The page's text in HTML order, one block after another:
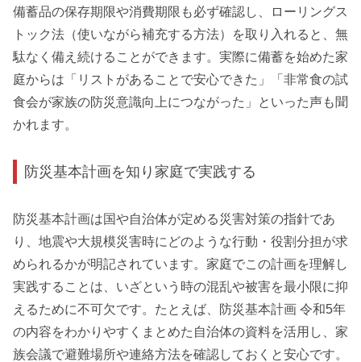
備蓄品の保存期限や消費期限も必ず確認し、ローリングス
トック法（使いながら補充する方法）を取り入れると、無
駄なく備え続けることができます。実際に備蓄を始めた家
庭からは「リストがあることで安心できた」「非常食の試
食会が家族の防災意識向上につながった」といった声も聞
かれます。
防災基本計画を知り家庭で実践する
防災基本計画は国や自治体が定める災害対策の指針であ
り、地震や大規模災害時にどのような行動・役割分担が求
められるかが明記されています。家庭でこの計画を理解し
実践することは、いざという時の混乱や被害を最小限に抑
えるために不可欠です。たとえば、防災基本計画 令和5年
の内容をわかりやすくまとめた自治体の資料を活用し、家
族会議で避難場所や連絡方法を確認しておくと安心です。